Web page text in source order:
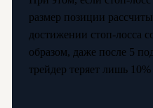
размер позиции
достижении стоп-лосса
образом, даже после 5
трейдер теряет лишь